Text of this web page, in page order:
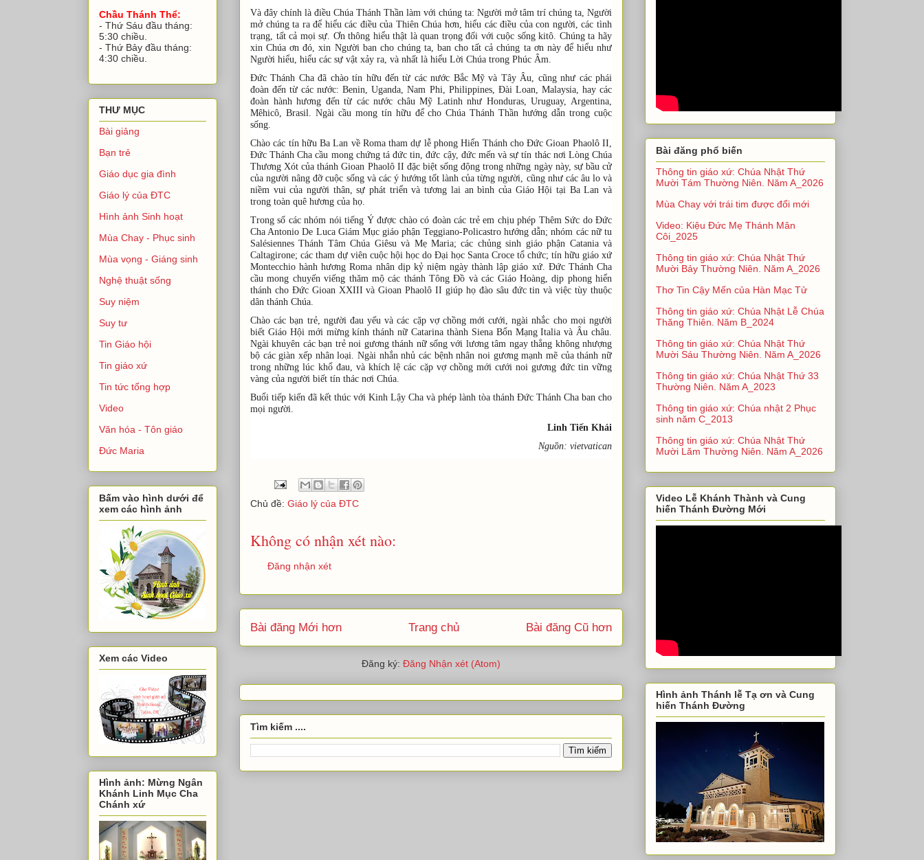
Và đây chính là điều Chúa Thánh Thần làm với chúng ta: Người mở tâm trí chúng ta, Người
mở chúng ta ra để hiểu các điều của Thiên Chúa hơn, hiểu các điều của con người, các tình
trạng, tất cả mọi sự. Ơn thông hiểu thật là quan trọng đối với cuộc sống kitô. Chúng ta hãy
xin Chúa ơn đó, xin Người ban cho chúng ta, ban cho tất cả chúng ta ơn này để hiểu như
Người hiểu, hiểu các sự vật xảy ra, và nhất là hiểu Lời Chúa trong Phúc Âm.
Đức Thánh Cha đã chào tín hữu đến từ các nước Bắc Mỹ và Tây Âu, cũng như các phái
đoàn đến từ các nước: Benin, Uganda, Nam Phi, Philippines, Đài Loan, Malaysia, hay các
đoàn hành hương đến từ các nước châu Mỹ Latinh như Honduras, Uruguay, Argentina,
Mêhicô, Brasil. Ngài cầu mong tín hữu để cho Chúa Thánh Thần hướng dẫn trong cuộc
sống.
Chào các tín hữu Ba Lan về Roma tham dự lễ phong Hiển Thánh cho Đức Gioan Phaolô II,
Đức Thánh Cha cầu mong chứng tá đức tin, đức cậy, đức mến và sự tín thác nơi Lòng Chúa
Thương Xót của thánh Gioan Phaolô II đặc biệt sống động trong những ngày này, sự bầu cử
của người nâng đỡ cuộc sống và các ý hướng tốt lành của từng người, cũng như các âu lo và
niềm vui của người thân, sự phát triển và tương lai an bình của Giáo Hội tại Ba Lan và
trong toàn quê hương của họ.
Trong số các nhóm nói tiếng Ý được chào có đoàn các trẻ em chịu phép Thêm Sức do Đức
Cha Antonio De Luca Giám Mục giáo phận Teggiano-Policastro hướng dẫn; nhóm các nữ tu
Salésiennes Thánh Tâm Chúa Giêsu và Mẹ Maria; các chủng sinh giáo phận Catania và
Caltagirone; các tham dự viên cuộc hội học do Đại học Santa Croce tổ chức; tín hữu giáo xứ
Montecchio hành hương Roma nhân dịp kỷ niệm ngày thành lập giáo xứ. Đức Thánh Cha
cầu mong chuyến viếng thăm mộ các thánh Tông Đồ và các Giáo Hoàng, dịp phong hiển
thánh cho Đức Gioan XXIII và Gioan Phaolô II giúp họ đào sâu đức tin và việc tùy thuộc
dân thánh Chúa.
Chào các bạn trẻ, người đau yếu và các cặp vợ chồng mới cưới, ngài nhắc cho mọi người
biết Giáo Hội mới mừng kính thánh nữ Catarina thành Siena Bổn Mạng Italia và Âu châu.
Ngài khuyên các bạn trẻ noi gương thánh nữ sống với lương tâm ngay thẳng không nhượng
bộ các giàn xếp nhân loại. Ngài nhắn nhủ các bệnh nhân noi gương mạnh mẽ của thánh nữ
trong những lúc khổ đau, và khích lệ các cặp vợ chồng mới cưới noi gương đức tin vững
vàng của người biết tín thác nơi Chúa.
Buổi tiếp kiến đã kết thúc với Kinh Lậy Cha và phép lành tòa thánh Đức Thánh Cha ban cho
mọi người.
Linh Tiến Khải
Nguồn: vietvatican
Chủ đề: Giáo lý của ĐTC
Không có nhận xét nào:
Đăng nhận xét
Bài đăng Mới hơn Bài đăng Cũ hơn
Trang chủ
Đăng ký: Đăng Nhận xét (Atom)
Tìm kiếm ....
Chầu Thánh Thể:
- Thứ Sáu đầu tháng:
5:30 chiều.
- Thứ Bảy đầu tháng:
4:30 chiều.
THƯ MỤC
Bài giảng
Bạn trẻ
Giáo dục gia đình
Giáo lý của ĐTC
Hình ảnh Sinh hoạt
Mùa Chay - Phục sinh
Mùa vọng - Giáng sinh
Nghệ thuật sống
Suy niệm
Suy tư
Tin Giáo hội
Tin giáo xứ
Tin tức tổng hợp
Video
Văn hóa - Tôn giáo
Đức Maria
Bấm vào hình dưới để
xem các hình ảnh
Xem các Video
Hình ảnh: Mừng Ngân
Khánh Linh Mục Cha
Chánh xứ
Bài đăng phổ biến
Thông tin giáo xứ: Chúa Nhật Thứ
Mười Tám Thường Niên. Năm A_2026
Mùa Chay với trái tim được đổi mới
Video: Kiệu Đức Mẹ Thánh Mân
Côi_2025
Thông tin giáo xứ: Chúa Nhật Thứ
Mười Bảy Thường Niên. Năm A_2026
Thơ Tin Cậy Mến của Hàn Mạc Tử
Thông tin giáo xứ: Chúa Nhật Lễ Chúa
Thăng Thiên. Năm B_2024
Thông tin giáo xứ: Chúa Nhật Thứ
Mười Sáu Thường Niên. Năm A_2026
Thông tin giáo xứ: Chúa Nhật Thứ 33
Thường Niên. Năm A_2023
Thông tin giáo xứ: Chúa nhật 2 Phục
sinh năm C_2013
Thông tin giáo xứ: Chúa Nhật Thứ
Mười Lăm Thường Niên. Năm A_2026
Video Lễ Khánh Thành và Cung
hiến Thánh Đường Mới
Hình ảnh Thánh lễ Tạ ơn và Cung
hiến Thánh Đường